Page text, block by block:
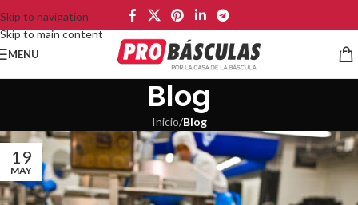
Skip to navigation
Skip to main content
MENU
Blog
Inicio/Blog
19
MAY